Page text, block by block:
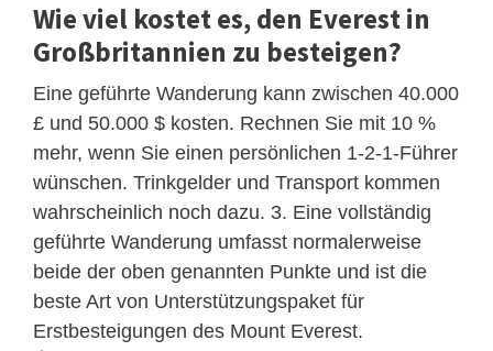
Wie viel kostet es, den Everest in
Großbritannien zu besteigen?
Eine geführte Wanderung kann zwischen 40.000
£ und 50.000 $ kosten. Rechnen Sie mit 10 %
mehr, wenn Sie einen persönlichen 1-2-1-Führer
wünschen. Trinkgelder und Transport kommen
wahrscheinlich noch dazu. 3. Eine vollständig
geführte Wanderung umfasst normalerweise
beide der oben genannten Punkte und ist die
beste Art von Unterstützungspaket für
Erstbesteigungen des Mount Everest.